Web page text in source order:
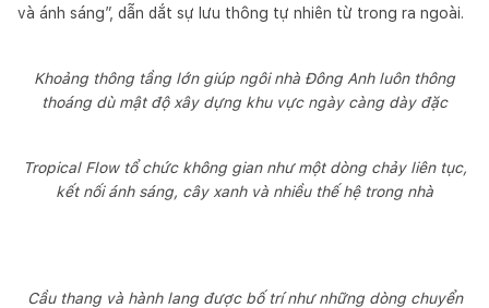
và ánh sáng”, dẫn dắt sự lưu thông tự nhiên từ trong ra ngoài.
Khoảng thông tầng lớn giúp ngôi nhà Đông Anh luôn thông
thoáng dù mật độ xây dựng khu vực ngày càng dày đặc
Tropical Flow tổ chức không gian như một dòng chảy liên tục,
kết nối ánh sáng, cây xanh và nhiều thế hệ trong nhà
Cầu thang và hành lang được bố trí như những dòng chuyển